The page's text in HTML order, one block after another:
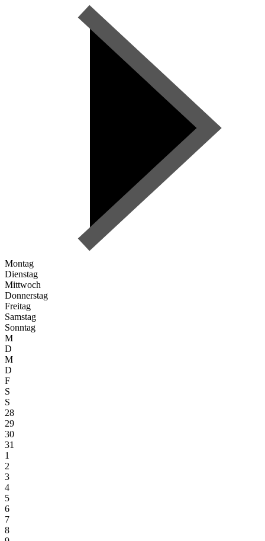
Montag
Dienstag
Mittwoch
Donnerstag
Freitag
Samstag
Sonntag
M
D
M
D
F
S
S
28
29
30
31
1
2
3
4
5
6
7
8